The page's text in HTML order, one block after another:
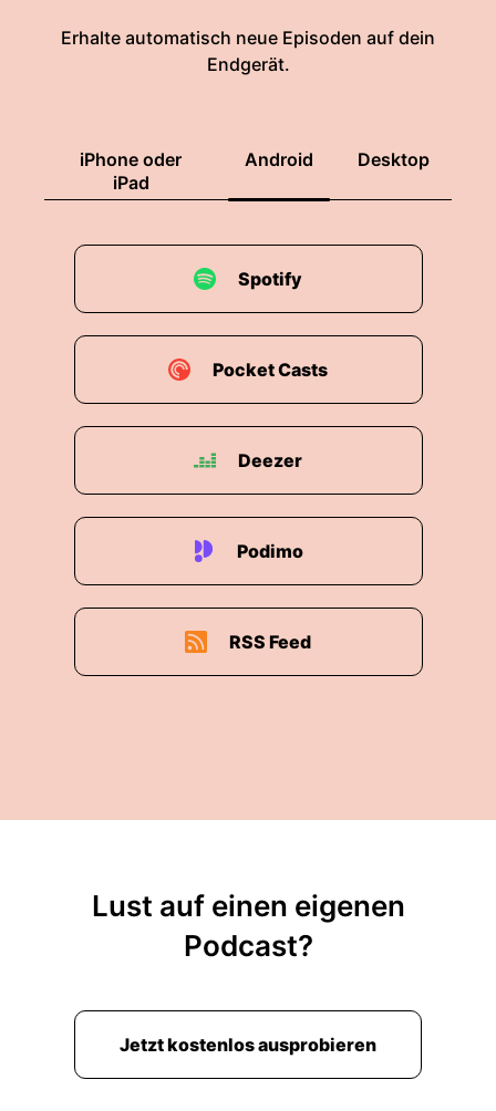
Erhalte automatisch neue Episoden auf dein
Endgerät.
iPhone oder
iPad
Android Desktop
Spotify
Pocket Casts
Deezer
Podimo
RSS Feed
Lust auf einen eigenen
Podcast?
Jetzt kostenlos ausprobieren